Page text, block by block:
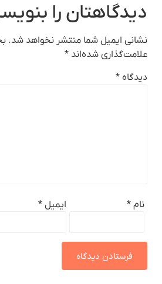
دیدگاهتان را
نشانی ایمیل شما منتشر نخواهد شد.
علامت‌گذاری شده‌اند *
دیدگاه *
نام * ایمیل *